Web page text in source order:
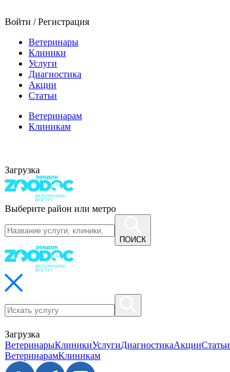
Войти / Регистрация
Ветеринары
Клиники
Услуги
Диагностика
Акции
Статьи
Ветеринарам
Клиникам
Загрузка
Выберите район или метро
ПОИСК
Загрузка
ВетеринарыКлиникиУслугиДиагностикаАкцииСтатьи
ВетеринарамКлиникам